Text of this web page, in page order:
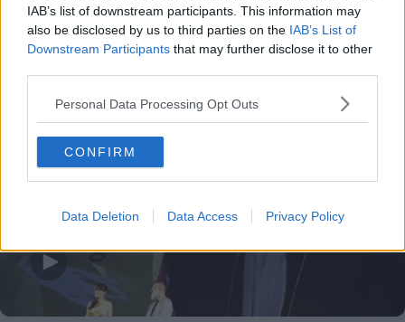
IAB’s list of downstream participants. This information may
also be disclosed by us to third parties on the IAB’s List of
Downstream Participants that may further disclose it to other
Personal Data Processing Opt Outs
CONFIRM
Data Deletion Data Access Privacy Policy
7 AGOSTO 2026